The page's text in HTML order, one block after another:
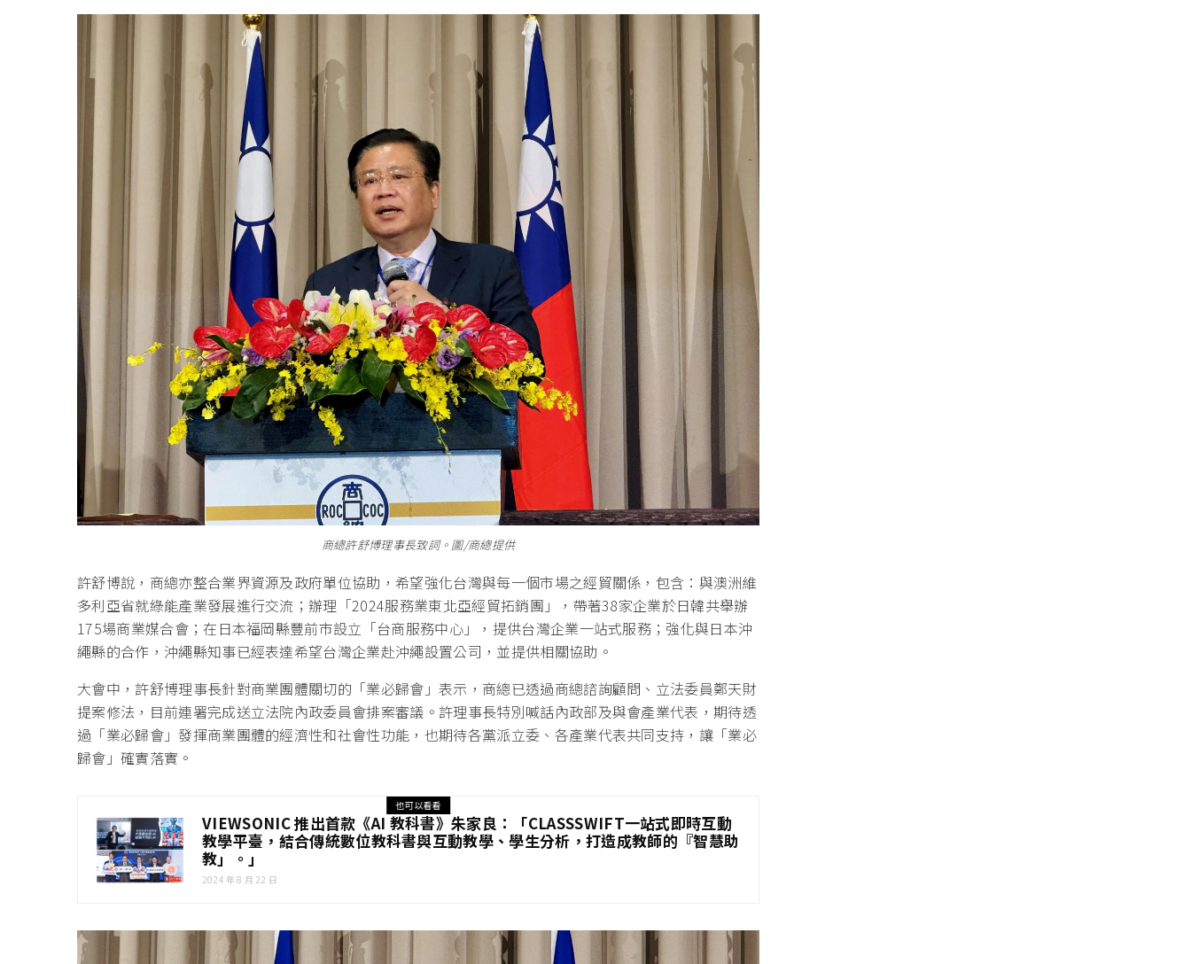
商總許舒博理事長致詞。圖/商總提供
許舒博說，商總亦整合業界資源及政府單位協助，希望強化台灣與每一個市場之經貿關係，包含：與澳洲維
多利亞省就綠能產業發展進行交流；辦理「2024服務業東北亞經貿拓銷團」，帶著38家企業於日韓共舉辦
175場商業媒合會；在日本福岡縣豐前市設立「台商服務中心」，提供台灣企業一站式服務；強化與日本沖
繩縣的合作，沖繩縣知事已經表達希望台灣企業赴沖繩設置公司，並提供相關協助。
大會中，許舒博理事長針對商業團體關切的「業必歸會」表示，商總已透過商總諮詢顧問、立法委員鄭天財
提案修法，目前連署完成送立法院內政委員會排案審議。許理事長特別喊話內政部及與會產業代表，期待透
過「業必歸會」發揮商業團體的經濟性和社會性功能，也期待各黨派立委、各產業代表共同支持，讓「業必
歸會」確實落實。
也可以看看
VIEWSONIC 推出首款《AI 教科書》朱家良：「CLASSSWIFT一站式即時互動
教學平臺，結合傳統數位教科書與互動教學、學生分析，打造成教師的『智慧助
教」。」
2024 年 8 月 22 日